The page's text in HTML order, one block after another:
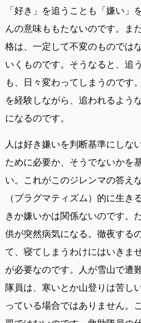
「好き」を追うことも「嫌い」
んの意味ももたないのです。ま
格は、一定して不変のものでは
いくものです。そうなると、追
も、日々変わってしまうのです
を経験しながら、追われるよう
になるのです。
人は好き嫌いを判断基準にしな
ために必要か、そうでないかを
い。これがこのジレンマの答え
（プラグマティズム）的に生き
きか嫌いかは関係ないのです。
供が突然病気になる。徹夜する
て、寝てしまうわけにはいきま
が必要なのです。人が雪山で遭
隊員は、寒いとか山登りは苦し
っている場合ではありません。